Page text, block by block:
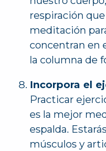
respiración
meditación
concentran en
la columna de
Incorpora el
Practicar
es la mejor
espalda.
músculos y